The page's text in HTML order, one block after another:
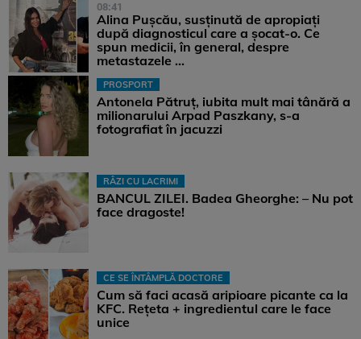
08:41
Alina Pușcău, susținută de apropiați
după diagnosticul care a șocat-o. Ce
spun medicii, în general, despre
metastazele ...
PROSPORT
Antonela Pătruț, iubita mult mai tânără a
milionarului Arpad Paszkany, s-a
fotografiat în jacuzzi
RÂZI CU LACRIMI
BANCUL ZILEI. Badea Gheorghe: – Nu pot
face dragoste!
CE SE ÎNTÂMPLĂ DOCTORE
Cum să faci acasă aripioare picante ca la
KFC. Rețeta + ingredientul care le face
unice